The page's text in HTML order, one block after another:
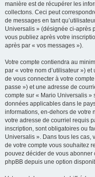
manière est de récupérer les
collectons. Ceci peut
de messages en tant
Universalis » (désignée ci-après
vous publiez après votre
après par « vos messages »).
Votre compte contiendra au
par « votre nom d’utilisateur »)
de vous connecter à votre
passe ») et une adresse de
compte sur « Mario Universalis
données applicables dans le
informations, en-dehors de votre
votre adresse de courriel requis
inscription, sont obligatoires ou
Universalis ». Dans tous les cas,
de votre compte vous souhaitez
pouvez décider de vous abonner
phpBB depuis une option